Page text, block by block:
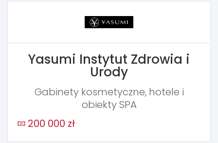
Yasumi Instytut Zdrowia i
Urody
Gabinety kosmetyczne, hotele i
obiekty SPA
200 000 zł